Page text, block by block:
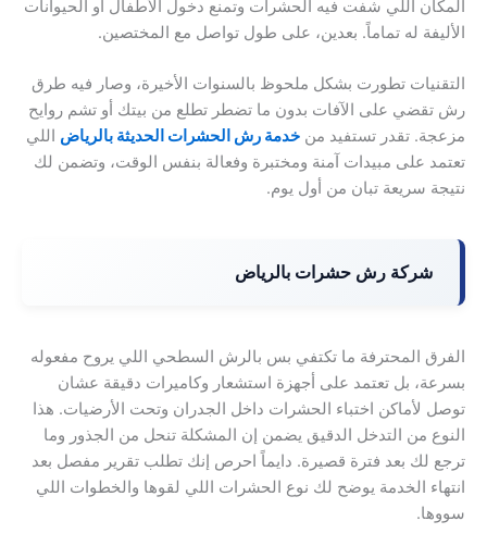
المكان اللي شفت فيه الحشرات وتمنع دخول الأطفال أو الحيوانات
الأليفة له تماماً. بعدين، على طول تواصل مع المختصين.
التقنيات تطورت بشكل ملحوظ بالسنوات الأخيرة، وصار فيه طرق
رش تقضي على الآفات بدون ما تضطر تطلع من بيتك أو تشم روايح
مزعجة. تقدر تستفيد من خدمة رش الحشرات الحديثة بالرياض اللي
تعتمد على مبيدات آمنة ومختبرة وفعالة بنفس الوقت، وتضمن لك
نتيجة سريعة تبان من أول يوم.
شركة رش حشرات بالرياض
الفرق المحترفة ما تكتفي بس بالرش السطحي اللي يروح مفعوله
بسرعة، بل تعتمد على أجهزة استشعار وكاميرات دقيقة عشان
توصل لأماكن اختباء الحشرات داخل الجدران وتحت الأرضيات. هذا
النوع من التدخل الدقيق يضمن إن المشكلة تنحل من الجذور وما
ترجع لك بعد فترة قصيرة. دايماً احرص إنك تطلب تقرير مفصل بعد
انتهاء الخدمة يوضح لك نوع الحشرات اللي لقوها والخطوات اللي
سووها.